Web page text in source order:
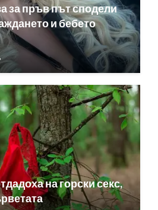
за пръв път сподели
и бебето
на горски секс,